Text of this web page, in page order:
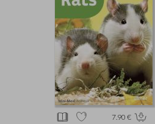
7.90 €